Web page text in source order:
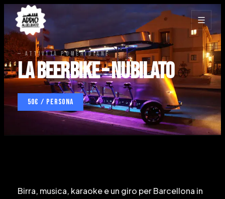
—ATTIVITÀ POMERIDIANE
La Beerbike – Nubilato
50€ / persona
Birra, musica, karaoke e un giro per Barcellona in